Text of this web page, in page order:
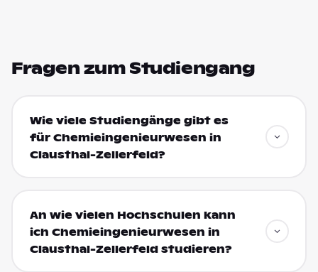
Fragen zum Studiengang
Wie viele Studiengänge gibt es
für Chemieingenieurwesen in
Clausthal-Zellerfeld?
An wie vielen Hochschulen kann
ich Chemieingenieurwesen in
Clausthal-Zellerfeld studieren?